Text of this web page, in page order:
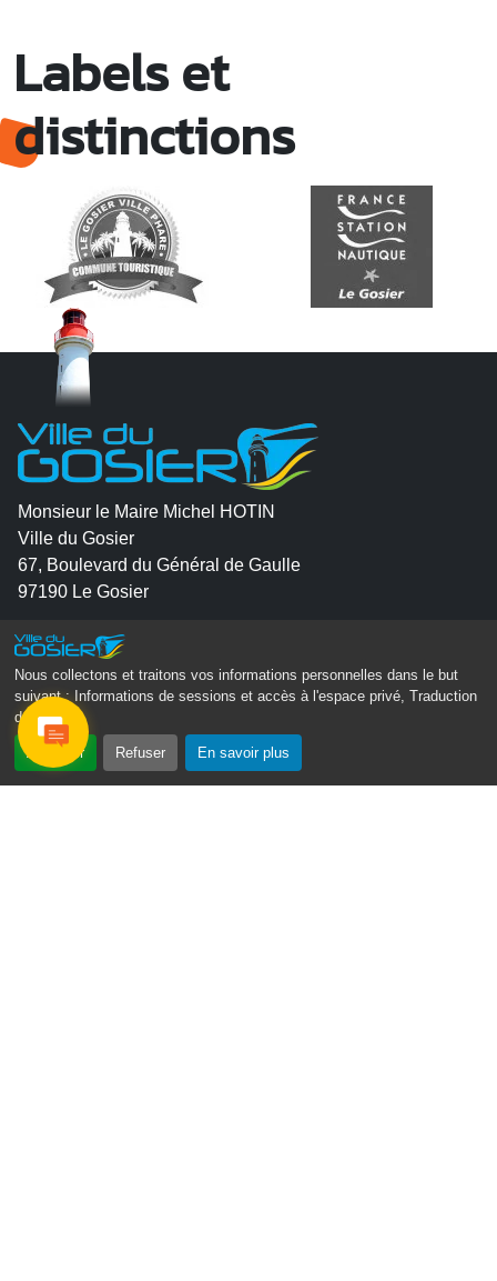
Nous collectons et traitons vos informations personnelles dans le but
suivant :
Informations de sessions et accès à l'espace privé, Traduction
des pages .
Accepter Refuser En savoir plus
Labels et
distinctions
Monsieur le Maire Michel HOTIN
Ville du Gosier
67, Boulevard du Général de Gaulle
97190 Le Gosier
Tél.05 90 84 86 86
Envoyer un email
Contacter la P.R.A.D.A
Contactez le délégué à la protection des données
personnelles - D.P.O